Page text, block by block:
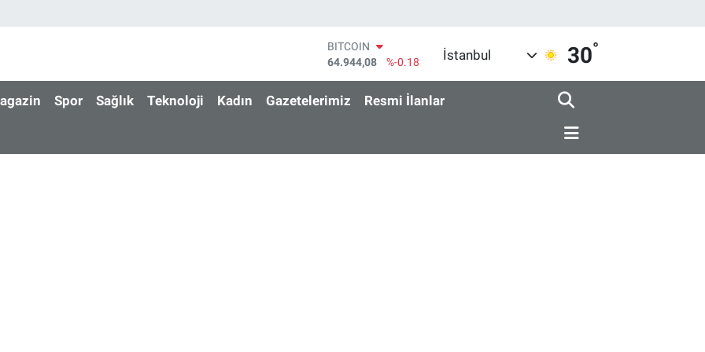
BITCOIN
64.944,08
%-0.18
47,7436
%0.18
EURO
64,4811
%0.38
İstanbul 30°
Spor Sağlık Teknoloji Kadın Gazetelerimiz Resmi İlanlar